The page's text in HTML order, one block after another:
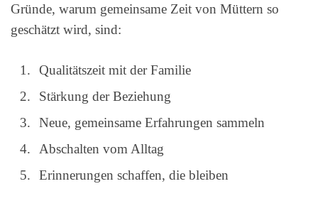
Gründe, warum gemeinsame Zeit von Müttern so
geschätzt wird, sind:
Qualitätszeit mit der Familie
Stärkung der Beziehung
Neue, gemeinsame Erfahrungen sammeln
Abschalten vom Alltag
Erinnerungen schaffen, die bleiben